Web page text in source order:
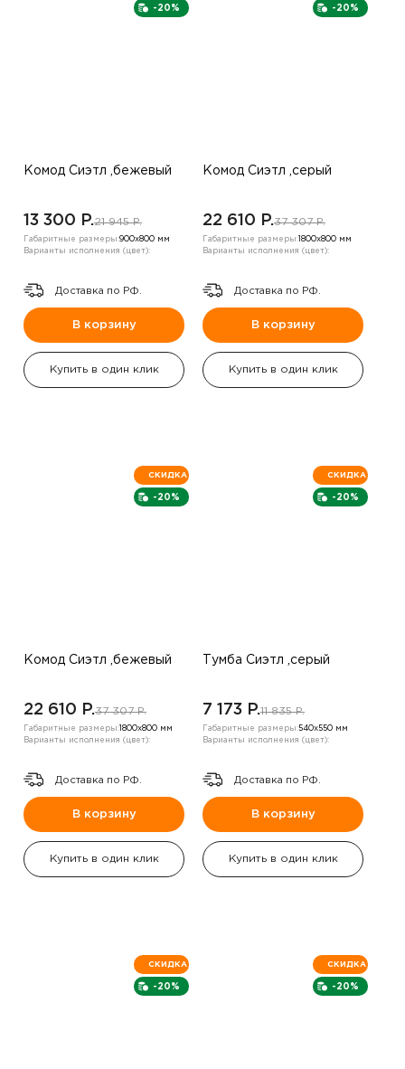
-20%
Комод Сиэтл ,бежевый
13 300 P.21 945 P.
Габаритные размеры:900х800 мм
Варианты исполнения (цвет):
Доставка по РФ.
В корзину
Купить в один клик
-20%
Комод Сиэтл ,серый
22 610 P.37 307 P.
Габаритные размеры: 1800х800 мм
Варианты исполнения (цвет):
Доставка по РФ.
В корзину
Купить в один клик
-20%
СКИДКА
Комод Сиэтл ,бежевый
22 610 P.37 307 P.
Габаритные размеры: 1800х800 мм
Варианты исполнения (цвет):
Доставка по РФ.
В корзину
Купить в один клик
-20%
СКИДКА
Тумба Сиэтл ,серый
7 173 P.11 835 P.
Габаритные размеры:540х550 мм
Варианты исполнения (цвет):
Доставка по РФ.
В корзину
Купить в один клик
-20%
СКИДКА
-20%
СКИДКА